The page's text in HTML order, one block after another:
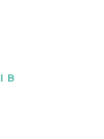
в